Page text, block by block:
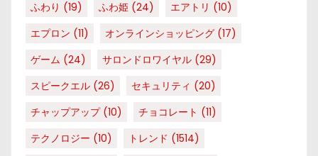
ふわり (19) ふわ姫 (24) エアトリ (10)
エプロン (11) オンラインショッピング (17)
ゲーム (24) サロンドロワイヤル (29)
スピークエル (26) セキュリティ (20)
チャップアップ(10) チョコレート (11)
テクノロジー (10) トレンド (1514)